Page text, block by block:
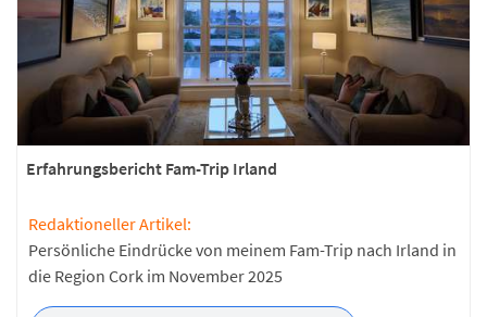
Erfahrungsbericht Fam-Trip Irland
Redaktioneller Artikel:
Persönliche Eindrücke von meinem Fam-Trip nach Irland in
die Region Cork im November 2025